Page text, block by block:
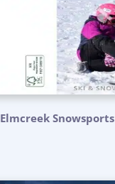
Elmcreek Snowsports